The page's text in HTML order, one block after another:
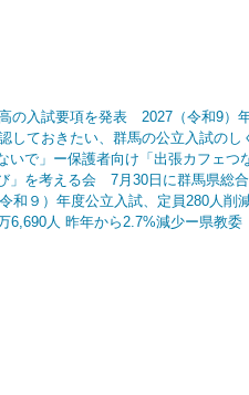
の入試要項を発表 2027（令和9）
しておきたい、群馬の公立入試のし
いで」ー保護者向け「出張カフェつ
」を考える会 7月30日に群馬県総
和９）年度公立入試、定員280人
6,690人 昨年から2.7%減少ー県教委